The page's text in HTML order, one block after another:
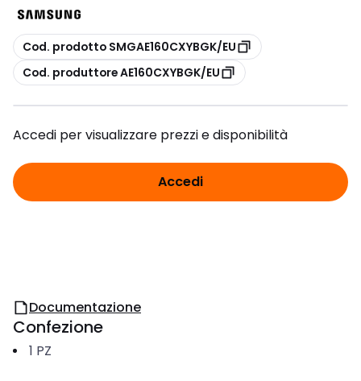
copia
Cod. prodotto SMGAE160CXYBGK/EU
copia
Cod. produttore AE160CXYBGK/EU
Accedi per visualizzare prezzi e disponibilità
Accedi
Documentazione
Confezione
1 PZ